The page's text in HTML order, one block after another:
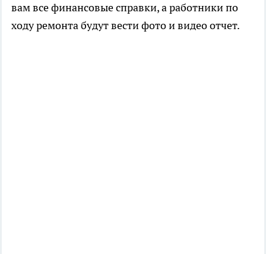
вам все финансовые справки, а работники по
ходу ремонта будут вести фото и видео отчет.